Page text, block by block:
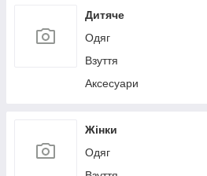
Дитяче
Одяг
Взуття
Аксесуари
Жінки
Одяг